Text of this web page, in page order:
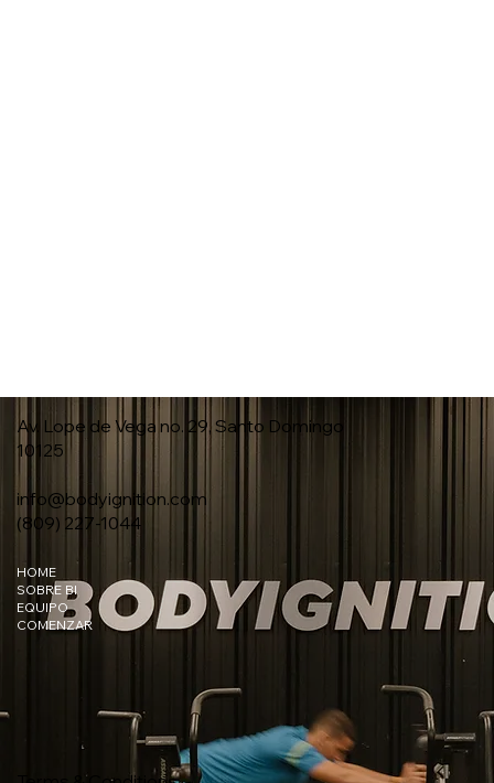
Av. Lope de Vega no. 29, Santo Domingo
10125
info@bodyignition.com
(809) 227-1044
HOME
SOBRE BI
EQUIPO
COMENZAR